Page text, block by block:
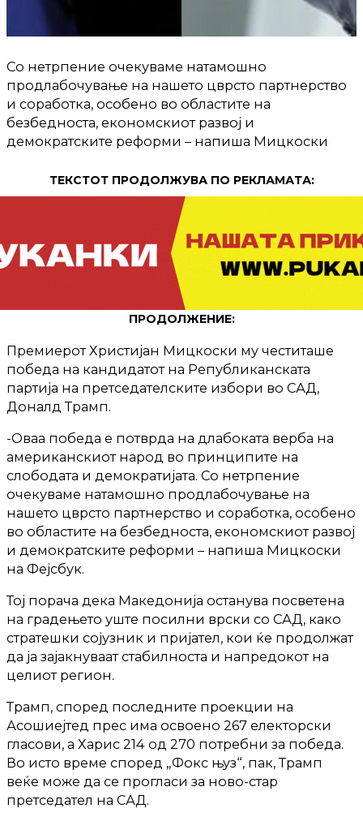
Со нетрпение очекуваме натамошно
продлабочување на нашето цврсто партнерство
и соработка, особено во областите на
безбедноста, економскиот развој и
демократските реформи – напиша Мицкоски
ТЕКСТОТ ПРОДОЛЖУВА ПО РЕКЛАМАТА:
ПРОДОЛЖЕНИЕ:
Премиерот Христијан Мицкоски му честиташе
победа на кандидатот на Републиканската
партија на претседателските избори во САД,
Доналд Трамп.
-Оваа победа е потврда на длабоката верба на
американскиот народ во принципите на
слободата и демократијата. Со нетрпение
очекуваме натамошно продлабочување на
нашето цврсто партнерство и соработка, особено
во областите на безбедноста, економскиот развој
и демократските реформи – напиша Мицкоски
на Фејсбук.
Тој порача дека Македонија останува посветена
на градењето уште посилни врски со САД, како
стратешки сојузник и пријател, кои ќе продолжат
да ја зајакнуваат стабилноста и напредокот на
целиот регион.
Трамп, според последните проекции на
Асошиејтед прес има освоено 267 електорски
гласови, а Харис 214 од 270 потребни за победа.
Во исто време според „Фокс њуз“, пак, Трамп
веќе може да се прогласи за ново-стар
претседател на САД.